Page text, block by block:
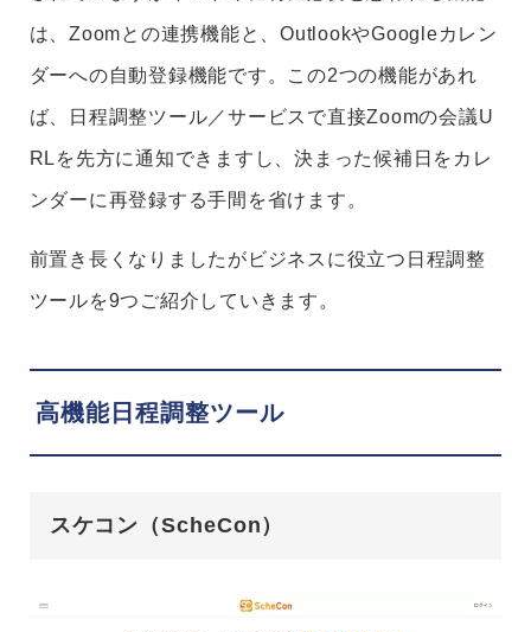
は、Zoomとの連携機能と、OutlookやGoogleカレン
ダーへの自動登録機能です。この2つの機能があれ
ば、日程調整ツール／サービスで直接Zoomの会議U
RLを先方に通知できますし、決まった候補日をカレ
ンダーに再登録する手間を省けます。
前置き長くなりましたがビジネスに役立つ日程調整
ツールを9つご紹介していきます。
高機能日程調整ツール
スケコン（ScheCon）